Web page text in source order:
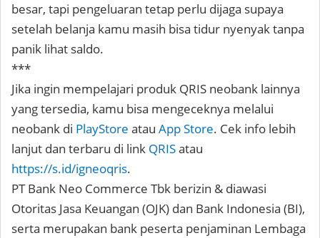
besar, tapi pengeluaran tetap perlu dijaga supaya
setelah belanja kamu masih bisa tidur nyenyak tanpa
panik lihat saldo.
***
Jika ingin mempelajari produk QRIS neobank lainnya
yang tersedia, kamu bisa mengeceknya melalui
neobank di PlayStore atau App Store. Cek info lebih
lanjut dan terbaru di link QRISatau
https://s.id/igneoqris.
PT Bank Neo Commerce Tbk berizin & diawasi
Otoritas Jasa Keuangan (OJK) dan Bank Indonesia (BI),
serta merupakan bank peserta penjaminan Lembaga